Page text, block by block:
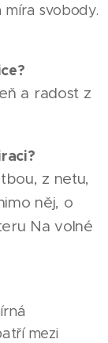
svobody.
a radost z
z netu,
něj, o
Na volné
mezi